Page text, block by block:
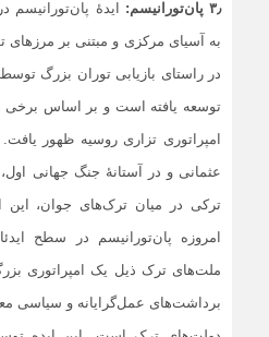
۳٫ پان‌تورانیسم:
ایدۀ
به آسیای مرکزی و مبتنی بر مرزهای
در راستای بازیابی توران بزرگ
توسعه یافته است و بر اساس برخی
امپراتوری تزاری روسیه ظهور یافت.
عثمانی و در آستانۀ جنگ جهانی
ترکی در میان ترک‌های جوان، این
امروزه پان‌تورانیسم در سطح
ملت‌های ترک ذیل یک امپراتوری
برداشت‌های عمل‌گرایانه و سیاسی